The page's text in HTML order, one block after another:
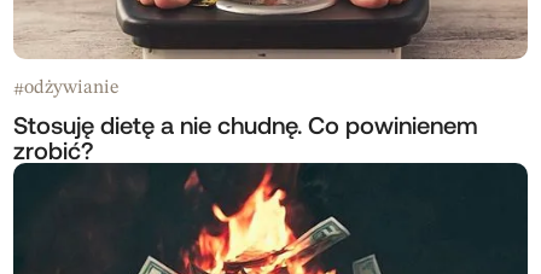
#odżywianie
Stosuję dietę a nie chudnę. Co powinienem
zrobić?